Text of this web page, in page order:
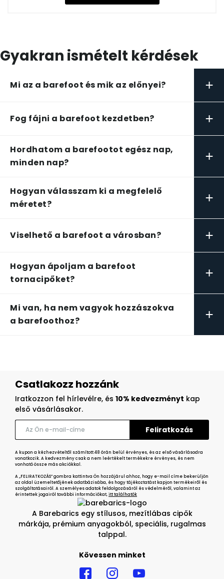
Gyakran ismételt kérdések
Mi az a barefoot és mik az előnyei? +
Fog fájni a barefoot kezdetben? +
Hordhatom a barefootot egész nap,
minden nap?
+
Hogyan válasszam ki a megfelelő
méretet?
+
Viselhető a barefoot a városban? +
Hogyan ápoljam a barefoot
tornacipőket?
+
Mi van, ha nem vagyok hozzászokva
a barefoothoz?
+
A Barebarics egy stílusos, mezítlábas cipők
márkája, prémium anyagokból, speciális, rugalmas
talppal.
Kövessen minket
Csatlakozz hozzánk
Iratkozzon fel hírlevélre, és 10% kedvezményt kap
első vásárlásakor.
A kupon a kézhezvételtől számított 48 órán belül érvényes, és az első vásárlásodra
vonatkozik. A kedvezmény csak a nem leértékelt termékekre érvényes, és nem
vonható össze más akciókkal.
A „FELIRATKOZÁS” gombra kattintva Ön hozzájárul ahhoz, hogy e-mail címe bekerüljön
az oldal üzemeltetőjének adatbázisába, és hogy tájékoztatást kapjon termékeiről és
szolgáltatásairól. A személyes adatok feldolgozásáról és védelméről, valamint az
érintettek jogairól további információkat,itt találhatók